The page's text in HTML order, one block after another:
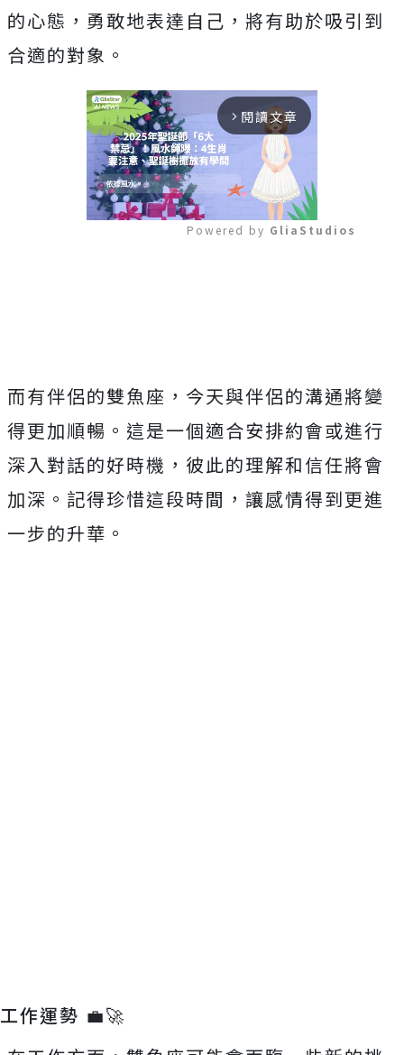
的心態，勇敢地表達自己，將有助於吸引到
合適的對象。
arrow_forward_ios 閱讀文章
Powered by GliaStudios
而有伴侶的雙魚座，今天與伴侶的溝通將變
得更加順暢。這是一個適合安排約會或進行
深入對話的好時機，彼此的理解和信任將會
加深。記得珍惜這段時間，讓感情得到更進
一步的升華。
工作運勢 💼🚀